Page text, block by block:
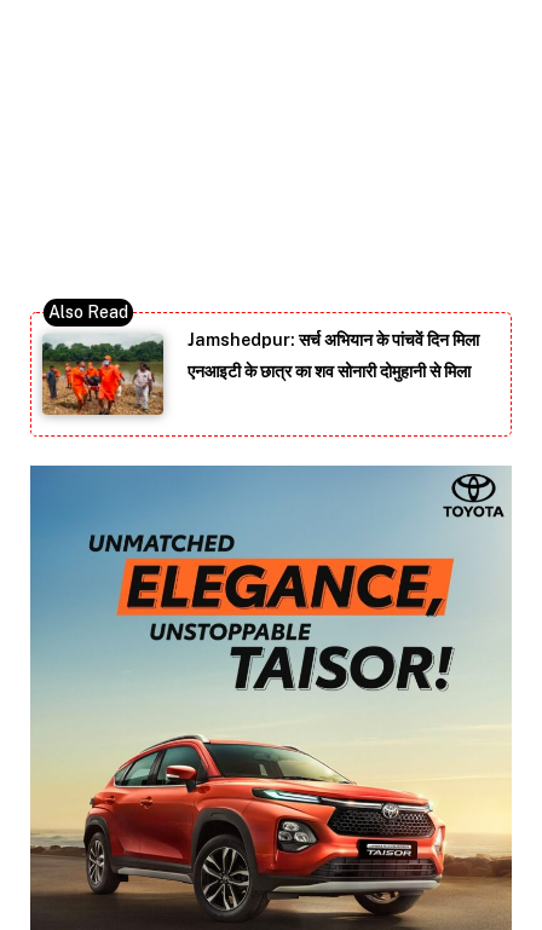
Jamshedpur: सर्च अभियान के पांचवें दिन मिला
एनआइटी के छात्र का शव सोनारी दोमुहानी से मिला